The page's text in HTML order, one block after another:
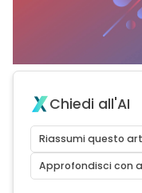
Chiedi all'AI
Riassumi questo
Approfondisci con